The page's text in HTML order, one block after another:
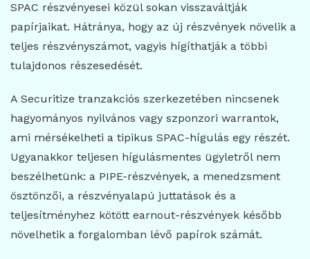
SPAC részvényesei közül sokan visszaváltják
papírjaikat. Hátránya, hogy az új részvények növelik a
teljes részvényszámot, vagyis hígíthatják a többi
tulajdonos részesedését.
A Securitize tranzakciós szerkezetében nincsenek
hagyományos nyilvános vagy szponzori warrantok,
ami mérsékelheti a tipikus SPAC-hígulás egy részét.
Ugyanakkor teljesen hígulásmentes ügyletről nem
beszélhetünk: a PIPE-részvények, a menedzsment
ösztönzői, a részvényalapú juttatások és a
teljesítményhez kötött earnout-részvények később
növelhetik a forgalomban lévő papírok számát.